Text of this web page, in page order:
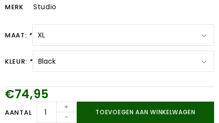
MERK Studio
MAAT: *
KLEUR: *
€74,95
AANTAL
+
-
TOEVOEGEN AAN WINKELWAGEN